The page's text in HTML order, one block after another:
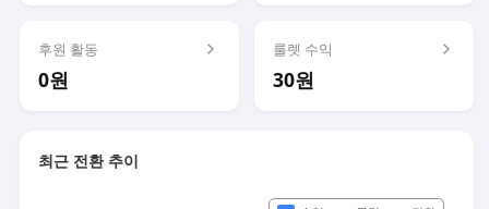
후원 활동
0원
룰렛 수익
30원
최근 전환 추이